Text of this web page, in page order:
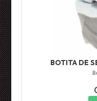
BOTITA DE